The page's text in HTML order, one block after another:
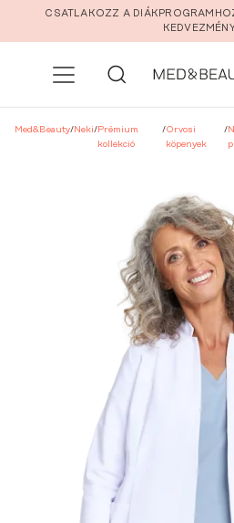
Ugrás a fő tartalomra
CSATLAKOZZ A
Med&Beauty/Neki/Prémium
kollekció
/Orvosi
köpenyek
/